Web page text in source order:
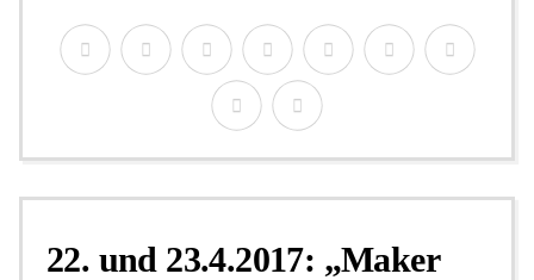
22. und 23.4.2017: „Maker